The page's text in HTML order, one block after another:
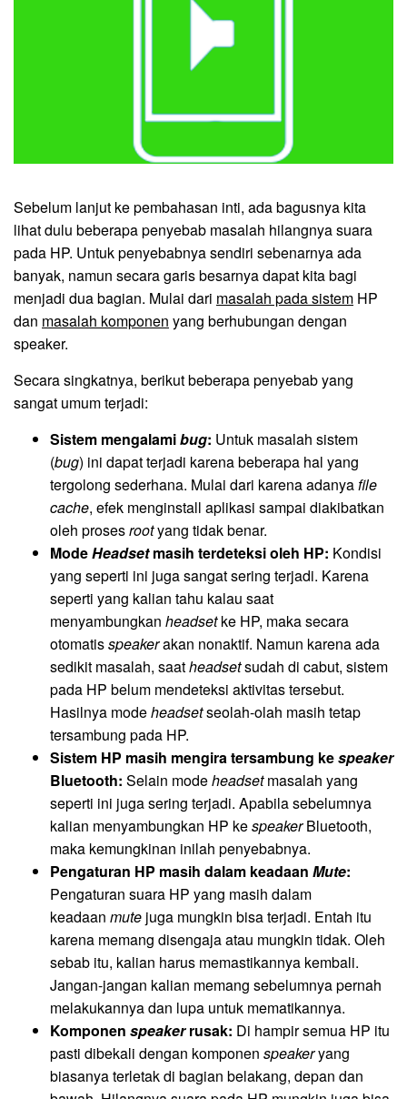
Sebelum lanjut ke pembahasan inti, ada bagusnya kita
lihat dulu beberapa penyebab masalah hilangnya suara
pada HP. Untuk penyebabnya sendiri sebenarnya ada
banyak, namun secara garis besarnya dapat kita bagi
menjadi dua bagian. Mulai dari masalah pada sistem HP
dan masalah komponen yang berhubungan dengan
speaker.
Secara singkatnya, berikut beberapa penyebab yang
sangat umum terjadi:
Sistem mengalamibug: Untuk masalah sistem
(bug) ini dapat terjadi karena beberapa hal yang
tergolong sederhana. Mulai dari karena adanyafile
cache, efek menginstall aplikasi sampai diakibatkan
oleh prosesrootyang tidak benar.
ModeHeadsetmasih terdeteksi oleh HP: Kondisi
yang seperti ini juga sangat sering terjadi. Karena
seperti yang kalian tahu kalau saat
menyambungkan headsetke HP, maka secara
otomatisspeakerakan nonaktif. Namun karena ada
sedikit masalah, saatheadsetsudah di cabut, sistem
pada HP belum mendeteksi aktivitas tersebut.
Hasilnya modeheadsetseolah-olah masih tetap
tersambung pada HP.
Sistem HP masih mengira tersambung kespeaker
Bluetooth: Selain modeheadsetmasalah yang
seperti ini juga sering terjadi. Apabila sebelumnya
kalian menyambungkan HP kespeakerBluetooth,
maka kemungkinan inilah penyebabnya.
Pengaturan HP masih dalam keadaan Mute:
Pengaturan suara HP yang masih dalam
keadaan mute juga mungkin bisa terjadi. Entah itu
karena memang disengaja atau mungkin tidak. Oleh
sebab itu, kalian harus memastikannya kembali.
Jangan-jangan kalian memang sebelumnya pernah
melakukannya dan lupa untuk mematikannya.
Komponen speakerrusak: Di hampir semua HP itu
pasti dibekali dengan komponen speakeryang
biasanya terletak di bagian belakang, depan dan